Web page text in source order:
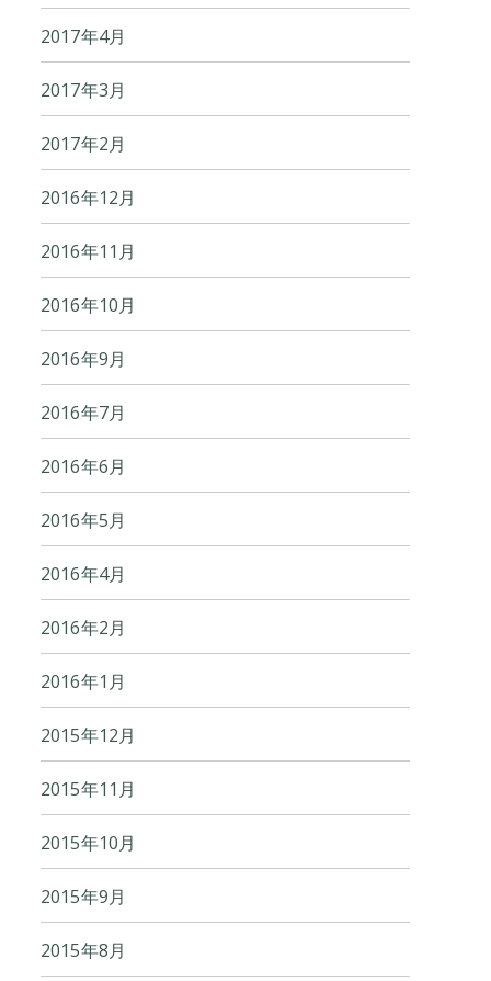
2017年4月
2017年3月
2017年2月
2016年12月
2016年11月
2016年10月
2016年9月
2016年7月
2016年6月
2016年5月
2016年4月
2016年2月
2016年1月
2015年12月
2015年11月
2015年10月
2015年9月
2015年8月